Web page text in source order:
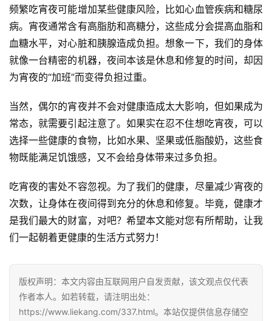
频繁吃宵夜可能增加某些健康风险，比如心血管疾病和糖尿
病。宵夜通常含有高脂肪和高糖分，这些成分会提高血脂和
血糖水平，对心脏和胰腺造成负担。想象一下，我们的身体
就像一台精密的机器，夜间本该是休息和修复的时间，却因
为宵夜的“加班”而变得负担过重。
当然，偶尔的宵夜并不会对健康造成太大影响，但如果成为
常态，就需要引起注意了。如果实在忍不住想吃宵夜，可以
选择一些健康的食物，比如水果、坚果或低脂酸奶，这些食
物既能满足饥饿感，又不会给身体带来过多负担。
吃宵夜的害处不容忽视。为了我们的健康，尽量减少宵夜的
次数，让身体在夜间得到充分的休息和修复。毕竟，健康才
是我们最大的财富，对吧？希望本文能对您有所帮助，让我
们一起朝着更健康的生活方式努力！
版权声明：本文内容由互联网用户自发贡献，该文观点仅代表
作者本人。如若转载，请注明出处：
https://www.liekang.com/337.html。本站仅提供信息存储空